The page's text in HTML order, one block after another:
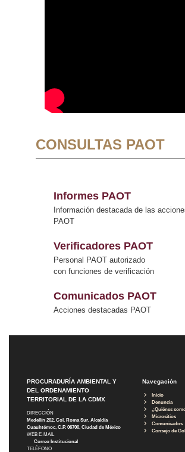
CONSULTAS PAOT
Informes PAOT
Información destacada de las
PAOT
Verificadores PAOT
Personal PAOT autorizado
con funciones de verificación
Comunicados PAOT
Acciones destacadas PAOT
PROCURADURÍA AMBIENTAL Y
DEL ORDENAMIENTO
TERRITORIAL DE LA CDMX
DIRECCIÓN
Medellín 202, Col. Roma Sur, Alcaldía
Cuauhtémoc, C.P. 06700, Ciudad de México
WEB E-MAIL
Correo Institucional
TELÉFONO
Navegación
Inicio
Denuncia
¿Quiénes
Micrositios
Comunicados
Consejo de